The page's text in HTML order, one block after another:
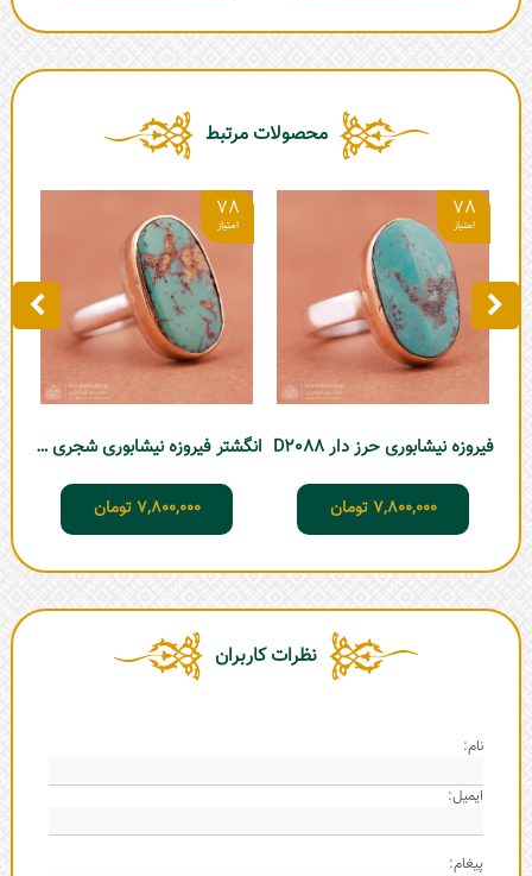
محصولات مرتبط
78
فیروزه نیشابوری حرز دار D2088
7,800,000 تومان
78
انگشتر فیروزه نیشابوری شجری D2091
7,800,000 تومان
نظرات کاربران
نام:
ایمیل:
پیغام: